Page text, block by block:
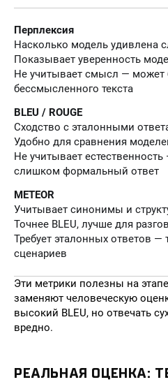
Перплексия
Насколько модель удивлена
Показывает уверенность
Не учитывает смысл — может
бессмысленного текста
BLEU / ROUGE
Сходство с эталонными
Удобно для сравнения
Не учитывает
слишком формальный ответ
METEOR
Учитывает синонимы и
Точнее BLEU, лучше для
Требует эталонных ответов —
сценариев
Эти метрики полезны на
заменяют человеческую
высокий BLEU, но отвечать
вредно.
РЕАЛЬНАЯ ОЦЕНКА: